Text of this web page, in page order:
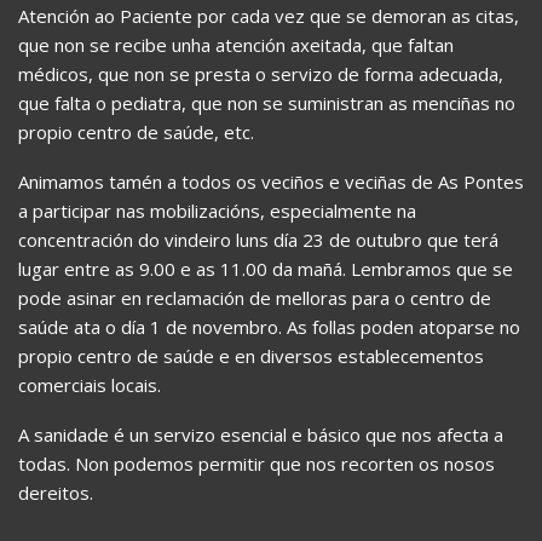
Atención ao Paciente por cada vez que se demoran as citas,
que non se recibe unha atención axeitada, que faltan
médicos, que non se presta o servizo de forma adecuada,
que falta o pediatra, que non se suministran as menciñas no
propio centro de saúde, etc.
Animamos tamén a todos os veciños e veciñas de As Pontes
a participar nas mobilizacións, especialmente na
concentración do vindeiro luns día 23 de outubro que terá
lugar entre as 9.00 e as 11.00 da mañá. Lembramos que se
pode asinar en reclamación de melloras para o centro de
saúde ata o día 1 de novembro. As follas poden atoparse no
propio centro de saúde e en diversos establecementos
comerciais locais.
A sanidade é un servizo esencial e básico que nos afecta a
todas. Non podemos permitir que nos recorten os nosos
dereitos.